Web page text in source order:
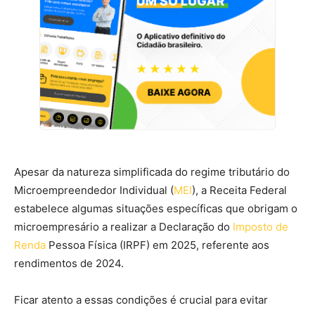
Apesar da natureza simplificada do regime tributário do
Microempreendedor Individual (MEI), a Receita Federal
estabelece algumas situações específicas que obrigam o
microempresário a realizar a Declaração do Imposto de
Renda Pessoa Física (IRPF) em 2025, referente aos
rendimentos de 2024.
Ficar atento a essas condições é crucial para evitar